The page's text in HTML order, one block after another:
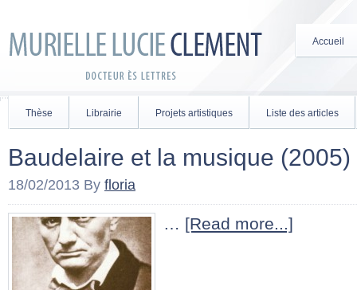
Accueil
Thèse Librairie Projets artistiques Liste des articles
Baudelaire et la musique (2005)
18/02/2013 By floria
… [Read more...]